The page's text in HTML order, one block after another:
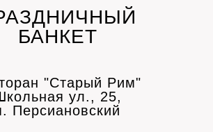
"Старый Рим"
ул., 25,
Персиановский
БАНКЕТ